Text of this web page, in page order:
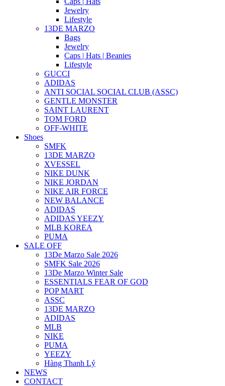
Jewelry
Lifestyle
13DE MARZO
Bags
Jewelry
Caps | Hats | Beanies
Lifestyle
GUCCI
ADIDAS
ANTI SOCIAL SOCIAL CLUB (ASSC)
GENTLE MONSTER
SAINT LAURENT
TOM FORD
OFF-WHITE
Shoes
SMFK
13DE MARZO
XVESSEL
NIKE DUNK
NIKE JORDAN
NIKE AIR FORCE
NEW BALANCE
ADIDAS
ADIDAS YEEZY
MLB KOREA
PUMA
SALE OFF
13De Marzo Sale 2026
SMFK Sale 2026
13De Marzo Winter Sale
ESSENTIALS FEAR OF GOD
POP MART
ASSC
13DE MARZO
ADIDAS
MLB
NIKE
PUMA
YEEZY
Hàng Thanh Lý
NEWS
CONTACT